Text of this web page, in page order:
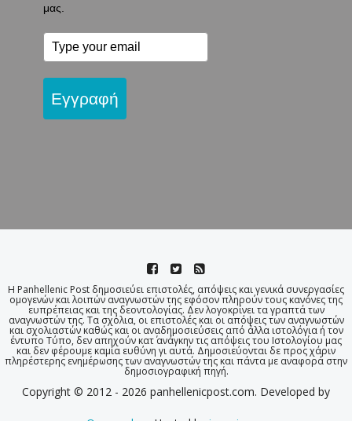
μας.
Εγγραφή
Η Panhellenic Post δημοσιεύει επιστολές, απόψεις και γενικά συνεργασίες
ομογενών και λοιπών αναγνωστών της εφόσον πληρούν τους κανόνες της
ευπρέπειας και της δεοντολογίας. Δεν λογοκρίνει τα γραπτά των
αναγνωστών της. Τα σχόλια, οι επιστολές και οι απόψεις των αναγνωστών
και σχολιαστών καθώς και οι αναδημοσιεύσεις από άλλα ιστολόγια ή τον
έντυπο Τύπο, δεν απηχούν κατ΄ ανάγκην τις απόψεις του Ιστολογίου μας
και δεν φέρουμε καμία ευθύνη γι αυτά. Δημοσιεύονται δε προς χάριν
πληρέστερης ενημέρωσης των αναγνωστών της και πάντα με αναφορά στην
δημοσιογραφική πηγή.
Copyright © 2012 - 2026 panhellenicpost.com. Developed by